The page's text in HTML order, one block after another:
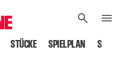
STÜCKE SPIELPLAN